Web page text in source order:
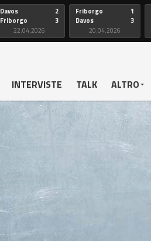
Davos
Friborgo
2
3
22.04.2026
Friborgo
Davos
1
3
20.04.2026
INTERVISTE TALK ALTRO